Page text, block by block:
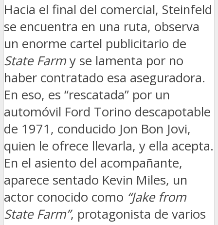
Hacia el final del comercial, Steinfeld
se encuentra en una ruta, observa
un enorme cartel publicitario de
State Farm y se lamenta por no
haber contratado esa aseguradora.
En eso, es “rescatada” por un
automóvil Ford Torino descapotable
de 1971, conducido Jon Bon Jovi,
quien le ofrece llevarla, y ella acepta.
En el asiento del acompañante,
aparece sentado Kevin Miles, un
actor conocido como “Jake from
State Farm”, protagonista de varios